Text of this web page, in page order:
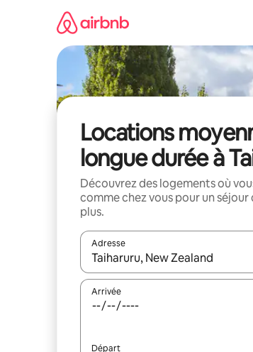
Locations
longue durée à
Découvrez des logements où
comme chez vous pour un séjour
plus.
Adresse
Lorsque les résultats s'affichent,
Arrivée
Départ